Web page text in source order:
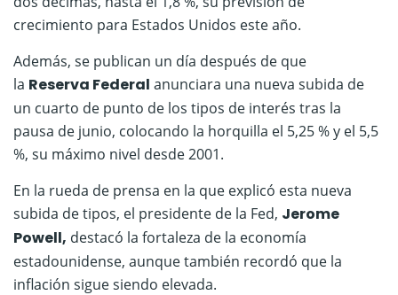
crecimiento para Estados Unidos este año.
Además, se publican un día después de que
la Reserva Federal anunciara una nueva subida de
un cuarto de punto de los tipos de interés tras la
pausa de junio, colocando la horquilla el 5,25 % y el 5,5
%, su máximo nivel desde 2001.
En la rueda de prensa en la que explicó esta nueva
subida de tipos, el presidente de la Fed, Jerome
Powell, destacó la fortaleza de la economía
estadounidense, aunque también recordó que la
inflación sigue siendo elevada.